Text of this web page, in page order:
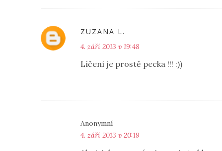
ZUZANA L.
4. září 2013 v 19:48
Líčení je prostě pecka !!! :))
Anonymní
4. září 2013 v 20:19